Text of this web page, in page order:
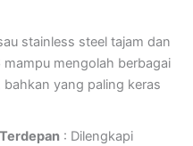
stainless steel tajam dan
mengolah berbagai
yang paling keras
: Dilengkapi